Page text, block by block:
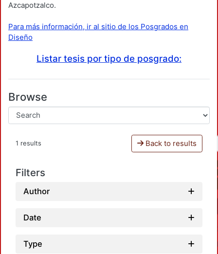
Azcapotzalco.
Para más información, ir al sitio de los Posgrados en
Diseño
Listar tesis por tipo de posgrado:
Browse
1 results Back to results
Filters
Author
Date
Type